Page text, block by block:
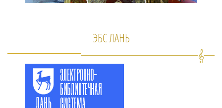
ЭБС ЛАНЬ